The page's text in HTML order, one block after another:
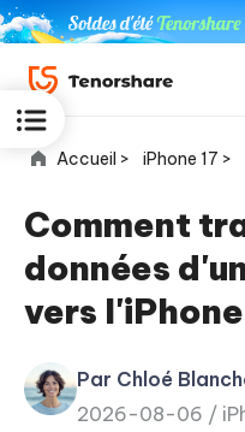
ReiBoot
for iOS
PDNob
PDF
New
Accueil > iPhone 17 >
Comment
données
vers
Par Chloé
2026-08-06 /